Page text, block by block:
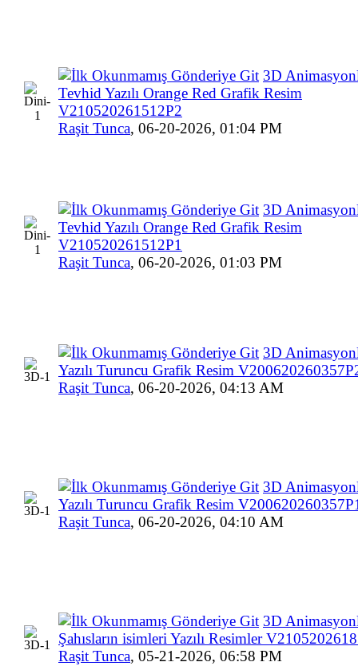
3D
Tevhid Yazılı Orange Red Grafik Resim
V210520261512P2
Raşit Tunca, 06-20-2026, 01:04 PM
3D
Tevhid Yazılı Orange Red Grafik Resim
V210520261512P1
Raşit Tunca, 06-20-2026, 01:03 PM
3D
Yazılı Turuncu Grafik Resim
Raşit Tunca, 06-20-2026, 04:13 AM
3D
Yazılı Turuncu Grafik Resim
Raşit Tunca, 06-20-2026, 04:10 AM
3D
Şahısların isimleri Yazılı Resimler
Raşit Tunca, 05-21-2026, 06:58 PM